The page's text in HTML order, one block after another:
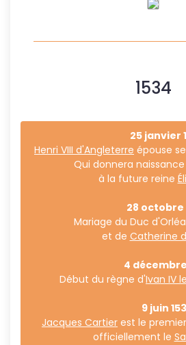
1534
25 janvier
Henri VIII d'Angleterre épouse
Qui donnera
à la future reine
28 octobre
Mariage du Duc
et de Catherine
4 décembre
Début du règne d'Ivan IV
9 juin
Jacques Cartier est le
officiellement le